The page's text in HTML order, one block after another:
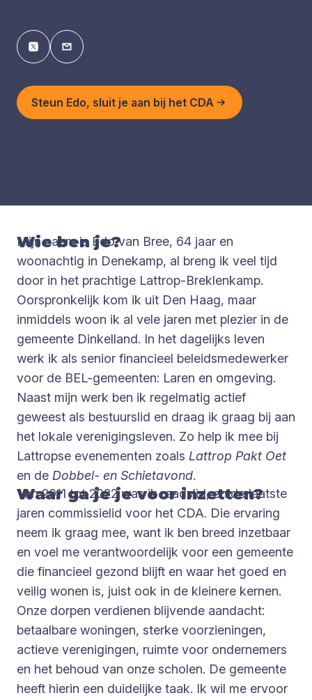
Steun Edo, sluit je aan bij het CDA
Wie ben je?
Mijn naam is Edo van Bree, 64 jaar en
woonachtig in Denekamp, al breng ik veel tijd
door in het prachtige Lattrop-Breklenkamp.
Oorspronkelijk kom ik uit Den Haag, maar
inmiddels woon ik al vele jaren met plezier in de
gemeente Dinkelland. In het dagelijks leven
werk ik als senior financieel beleidsmedewerker
voor de BEL-gemeenten: Laren en omgeving.
Naast mijn werk ben ik regelmatig actief
geweest als bestuurslid en draag ik graag bij aan
het lokale verenigingsleven. Zo help ik mee bij
Lattropse evenementen zoals Lattrop Pakt Oet
en de Dobbel- en Schietavond.
Waar ga je je voor inzetten?
Van 2011 tot 2022 was ik raadslid, en de laatste
jaren commissielid voor het CDA. Die ervaring
neem ik graag mee, want ik ben breed inzetbaar
en voel me verantwoordelijk voor een gemeente
die financieel gezond blijft en waar het goed en
veilig wonen is, juist ook in de kleinere kernen.
Onze dorpen verdienen blijvende aandacht:
betaalbare woningen, sterke voorzieningen,
actieve verenigingen, ruimte voor ondernemers
en het behoud van onze scholen. De gemeente
heeft hierin een duidelijke taak. Ik wil me ervoor